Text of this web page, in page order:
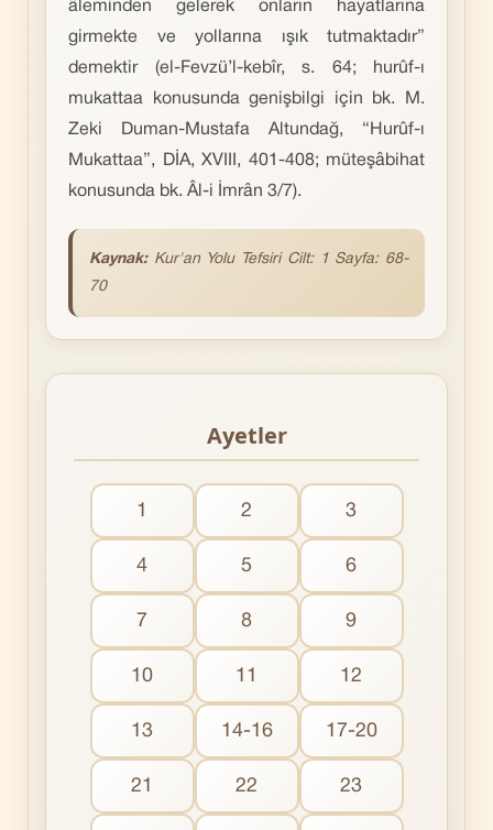
âleminden gelerek onların hayatlarına
girmekte ve yollarına ışık tutmaktadır”
demektir (el-Fevzü’l-kebîr, s. 64; hurûf-ı
mukattaa konusunda genişbilgi için bk. M.
Zeki Duman-Mustafa Altundağ, “Hurûf-ı
Mukattaa”, DİA, XVIII, 401-408; müteşâbihat
konusunda bk. Âl-i İmrân 3/7).
Kaynak: Kur'an Yolu Tefsiri Cilt: 1 Sayfa: 68-
70
Ayetler
1 2 3
4 5 6
7 8 9
10 11 12
13 14-16 17-20
21 22 23